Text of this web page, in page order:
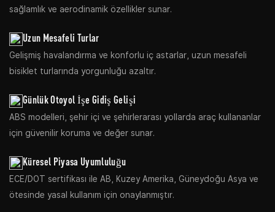
sağlamlık ve aerodinamik özellikler sunar.
Uzun Mesafeli Turlar
Gelişmiş havalandırma ve konforlu iç astarlar, uzun mesafeli
bisiklet turlarında yorgunluğu azaltır.
Günlük Otoyol İşe Gidiş Gelişi
ABS modelleri, şehir içi ve şehirlerarası yollarda araç kullananlar
için güvenilir koruma ve değer sunar.
Küresel Piyasa Uyumluluğu
ECE/DOT sertifikası ile AB, Kuzey Amerika, Güneydoğu Asya ve
ötesinde yasal kullanım için onaylanmıştır.